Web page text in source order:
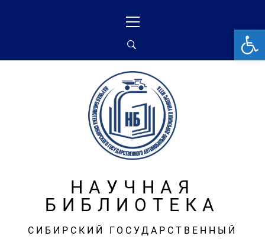
меню
НАУЧНАЯ
БИБЛИОТЕКА
СИБИРСКИЙ ГОСУДАРСТВЕННЫЙ